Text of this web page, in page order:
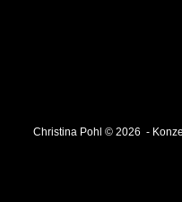
Christina Pohl © 2026 -